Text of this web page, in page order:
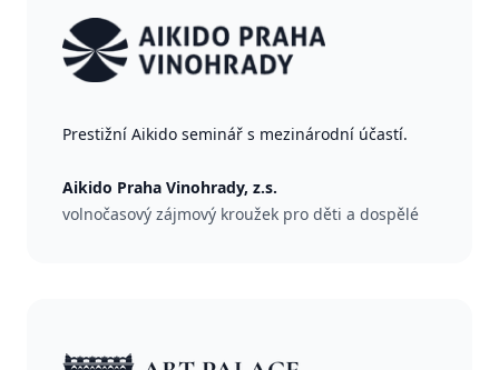
Prestižní Aikido seminář s mezinárodní účastí.
Aikido Praha Vinohrady, z.s.
volnočasový zájmový kroužek pro děti a dospělé